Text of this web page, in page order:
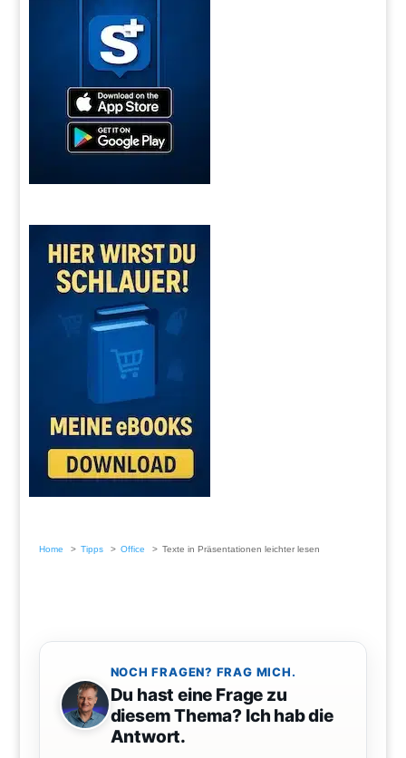
Home Tipps Office Texte in Präsentationen leichter lesen
NOCH FRAGEN? FRAG MICH.
Du hast eine Frage zu
diesem Thema? Ich hab die
Antwort.